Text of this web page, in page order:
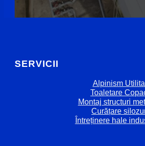
SERVICII
Alpinism
Toaletare
Montaj structuri
Curățare
Întreținere hale